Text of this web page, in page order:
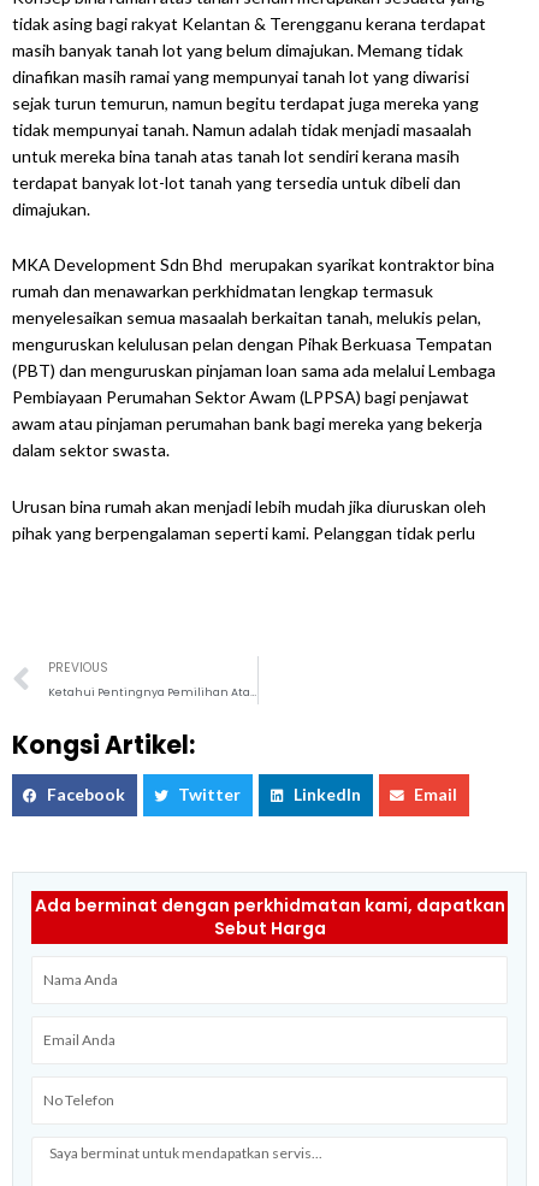
tidak asing bagi rakyat Kelantan & Terengganu kerana terdapat
masih banyak tanah lot yang belum dimajukan. Memang tidak
dinafikan masih ramai yang mempunyai tanah lot yang diwarisi
sejak turun temurun, namun begitu terdapat juga mereka yang
tidak mempunyai tanah. Namun adalah tidak menjadi masaalah
untuk mereka bina tanah atas tanah lot sendiri kerana masih
terdapat banyak lot-lot tanah yang tersedia untuk dibeli dan
dimajukan.
MKA Development Sdn Bhd merupakan syarikat kontraktor bina
rumah dan menawarkan perkhidmatan lengkap termasuk
menyelesaikan semua masaalah berkaitan tanah, melukis pelan,
menguruskan kelulusan pelan dengan Pihak Berkuasa Tempatan
(PBT) dan menguruskan pinjaman loan sama ada melalui Lembaga
Pembiayaan Perumahan Sektor Awam (LPPSA) bagi penjawat
awam atau pinjaman perumahan bank bagi mereka yang bekerja
dalam sektor swasta.
Urusan bina rumah akan menjadi lebih mudah jika diuruskan oleh
pihak yang berpengalaman seperti kami. Pelanggan tidak perlu
Prev
PREVIOUS
Ketahui Pentingnya Pemilihan Atap Sebelum Membeli/Membuat Rumah
Kongsi Artikel:
Facebook Twitter LinkedIn Email
Ada berminat dengan perkhidmatan kami, dapatkan
Sebut Harga
Message